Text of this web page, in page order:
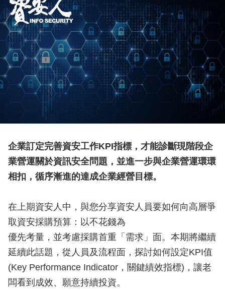
企業訂定完善資安工作KPI指標，才能診斷現階段企
業營運關於資訊安全問題，並進一步與企業營運環環
相扣，循序漸進的達成企業經營目標。
在上期資安人中，與您分享資安人員要如何向高層爭
取資安採購預算：以不花錢為
優先考量，並考慮採購首重「需求」面。本期將繼續
延續此話題，從人員及流程面，探討如何設定KPI值
(Key Performance Indicator，關鍵績效指標)，讓老
闆看到成效、願意持續投資。